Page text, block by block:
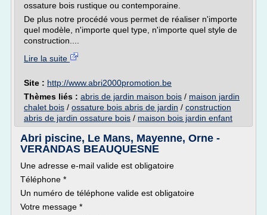
ossature bois rustique ou contemporaine.
De plus notre procédé vous permet de réaliser n'importe
quel modèle, n'importe quel type, n'importe quel style de
construction....
Lire la suite
Site : http://www.abri2000promotion.be
Thèmes liés : abris de jardin maison bois / maison jardin
chalet bois / ossature bois abris de jardin / construction
abris de jardin ossature bois / maison bois jardin enfant
Abri piscine, Le Mans, Mayenne, Orne -
VERANDAS BEAUQUESNE
Une adresse e-mail valide est obligatoire
Téléphone *
Un numéro de téléphone valide est obligatoire
Votre message *